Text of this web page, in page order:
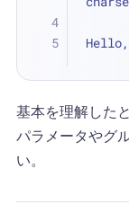
基本を理解した
パラメータやグ
い。